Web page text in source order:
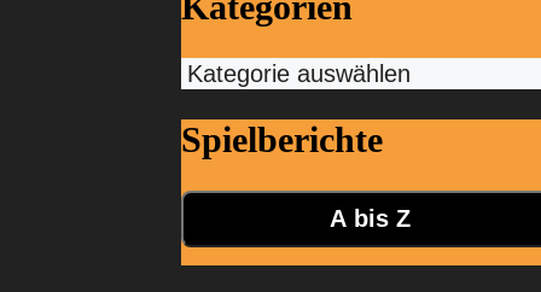
Kategorien
Spielberichte
A bis Z